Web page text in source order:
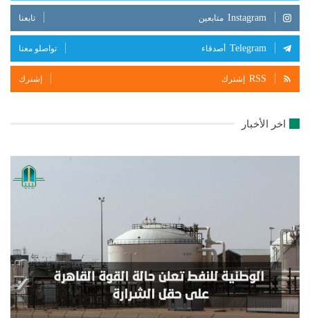
Instagram متابعين تابعنا
Telegram أصدقاء تواصلو معنا
RSS إشترك إشترك
اخر الأخبار